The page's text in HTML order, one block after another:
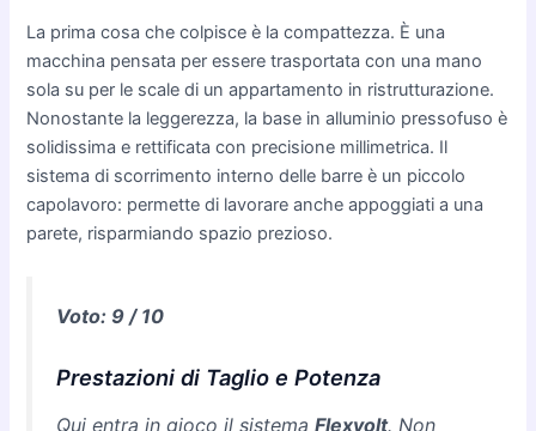
La prima cosa che colpisce è la compattezza. È una
macchina pensata per essere trasportata con una mano
sola su per le scale di un appartamento in ristrutturazione.
Nonostante la leggerezza, la base in alluminio pressofuso è
solidissima e rettificata con precisione millimetrica. Il
sistema di scorrimento interno delle barre è un piccolo
capolavoro: permette di lavorare anche appoggiati a una
parete, risparmiando spazio prezioso.
Voto: 9 / 10
Prestazioni di Taglio e Potenza
Qui entra in gioco il sistemaFlexvolt. Non